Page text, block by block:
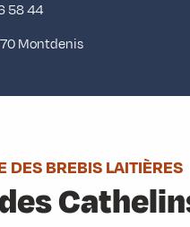
58 44
Montdenis
DES BREBIS LAITIÈRES